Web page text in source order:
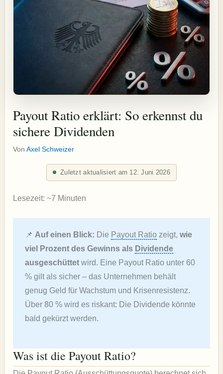
Payout Ratio erklärt: So erkennst du
sichere Dividenden
Von Axel Schweizer
Zuletzt aktualisiert am 12. Juni 2026
Lesezeit: ~7 Minuten
📌 Auf einen Blick: Die Payout Ratiozeigt, wie
viel Prozent des Gewinns als Dividende
ausgeschüttetwird. Eine Payout Ratio unter 60
% gilt als sicher – das Unternehmen behält
genug Geld für Wachstum und Krisenresistenz.
Über 80 % wird es riskant: Die Dividende könnte
bald gekürzt werden.
Was ist die Payout Ratio?